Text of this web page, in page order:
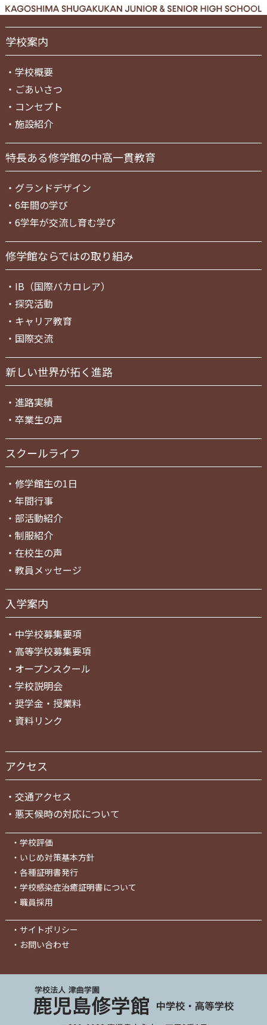
学校案内
・ 学校概要
・ ごあいさつ
・ コンセプト
・ 施設紹介
特長ある修学館の中高一貫教育
・ グランドデザイン
・ 6年間の学び
・ 6学年が交流し育む学び
修学館ならではの取り組み
・ IB（国際バカロレア）
・ 探究活動
・ キャリア教育
・ 国際交流
新しい世界が拓く進路
・ 進路実績
・ 卒業生の声
スクールライフ
・ 修学館生の1日
・ 年間行事
・ 部活動紹介
・ 制服紹介
・ 在校生の声
・ 教員メッセージ
入学案内
・ 中学校募集要項
・ 高等学校募集要項
・ オープンスクール
・ 学校説明会
・ 奨学金・授業料
・ 資料リンク
アクセス
・ 交通アクセス
・ 悪天候時の対応について
・ 学校評価
・ いじめ対策基本方針
・ 各種証明書発行
・ 学校感染症治癒証明書について
・ 職員採用
・ サイトポリシー
・ お問い合わせ